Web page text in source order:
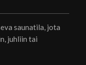
saunatila, jota
juhliin tai